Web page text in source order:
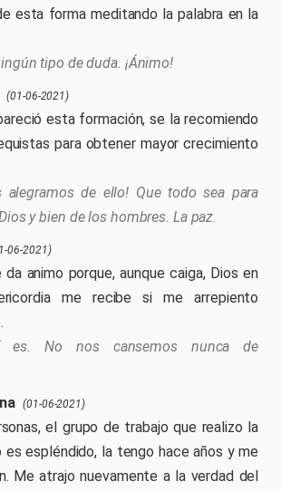
esta forma meditando la palabra en la
tipo de duda. ¡Ánimo!
(01-06-2021)
esta formación, se la recomiendo
para obtener mayor crecimiento
alegramos de ello! Que todo sea para
y bien de los hombres. La paz.
06-2021)
da animo porque, aunque caiga, Dios en
me recibe si me arrepiento
es. No nos cansemos nunca de
(01-06-2021)
el grupo de trabajo que realizo la
espléndido, la tengo hace años y me
Me atrajo nuevamente a la verdad del